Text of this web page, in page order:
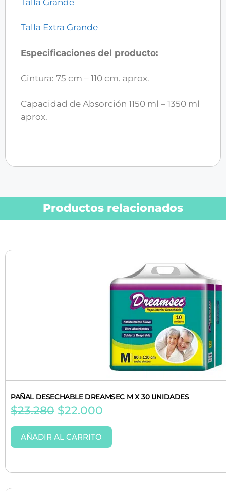
Talla Extra Grande
Especificaciones del producto:
Cintura: 75 cm – 110 cm. aprox.
Capacidad de Absorción 1150 ml – 1350 ml
aprox.
Productos relacionados
PAÑAL DESECHABLE DREAMSEC M X 30 UNIDADES
$23.280 $22.000
AÑADIR AL CARRITO